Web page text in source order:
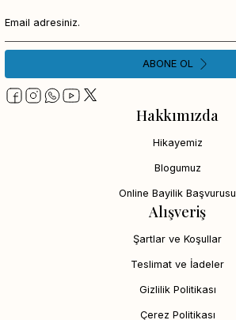
Hakkımızda
Hikayemiz
Blogumuz
Online Bayilik Başvurusu
Alışveriş
Şartlar ve Koşullar
Teslimat ve İadeler
Gizlilik Politikası
Çerez Politikası
ABONE OL